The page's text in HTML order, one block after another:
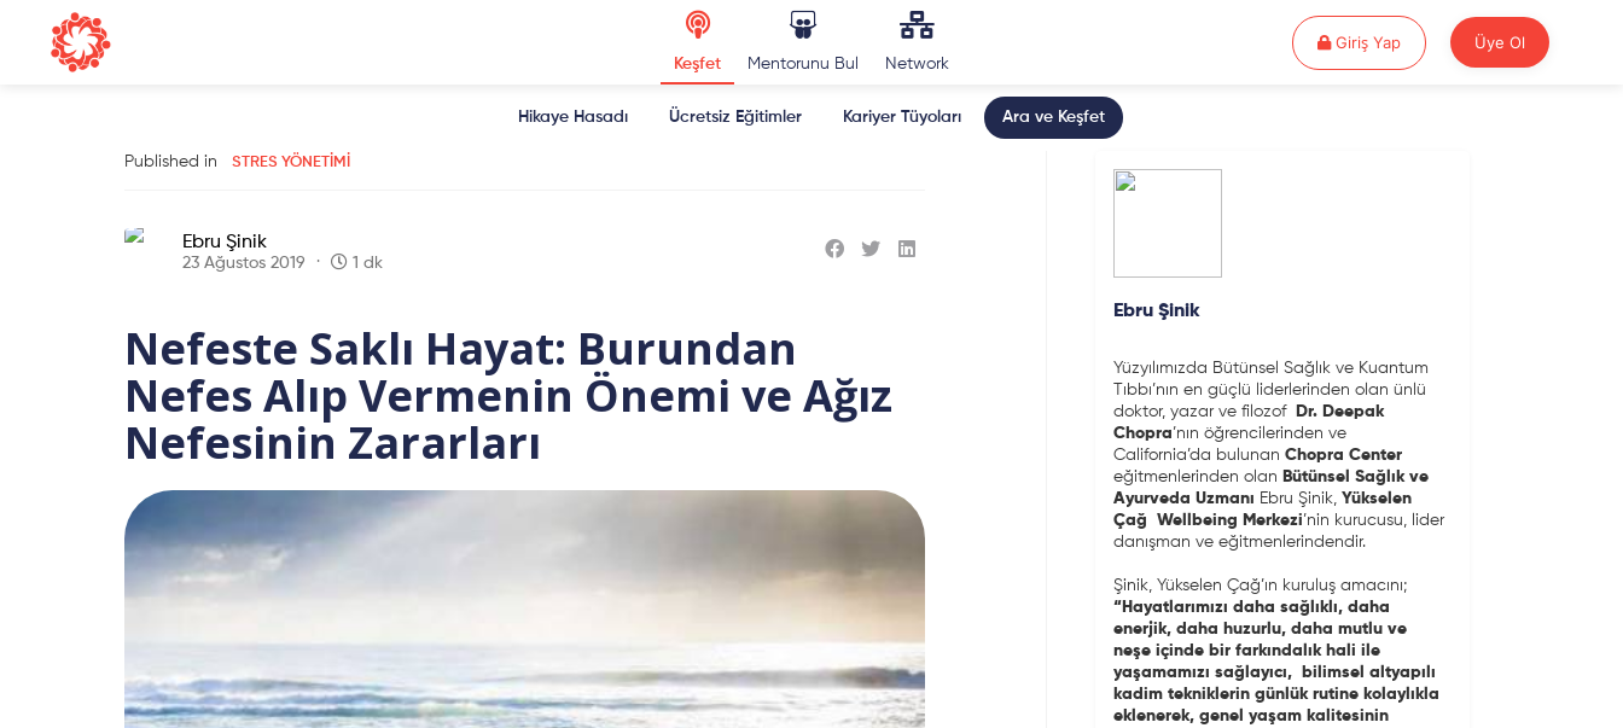
Keşfet Mentorunu Bul Network
Giriş YapGiriş Yap Üye Ol
Hikaye Hasadı Ücretsiz Eğitimler Kariyer Tüyoları Ara ve Keşfet
Published in STRES YÖNETIMI
Ebru Şinik
23 Ağustos 2019 1 dk
Nefeste Saklı Hayat: Burundan
Nefes Alıp Vermenin Önemi ve Ağız
Nefesinin Zararları
Ebru Şinik
Yüzyılımızda Bütünsel Sağlık ve Kuantum
Tıbbı’nın en güçlü liderlerinden olan ünlü
doktor, yazar ve filozof
Dr. Deepak
Chopra’nın öğrencilerinden ve
California’da bulunan Chopra Center
eğitmenlerinden olan Bütünsel Sağlık ve
Ayurveda Uzmanı Ebru Şinik, Yükselen
Çağ
Wellbeing Merkezi’nin kurucusu, lider
danışman ve eğitmenlerindendir.
Şinik, Yükselen Çağ’ın kuruluş amacını;
“Hayatlarımızı daha sağlıklı, daha
enerjik, daha huzurlu, daha mutlu ve
neşe içinde bir farkındalık hali ile
yaşamamızı sağlayıcı, bilimsel altyapılı
kadim tekniklerin günlük rutine kolaylıkla
eklenerek, genel yaşam kalitesinin